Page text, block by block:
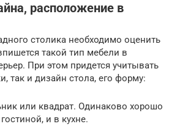
расположение в
столика необходимо оценить
такой тип мебели в
При этом придется учитывать
так и дизайн стола, его форму:
или квадрат. Одинаково хорошо
и в кухне.